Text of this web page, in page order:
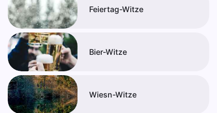
Feiertag-Witze
Bier-Witze
Wiesn-Witze